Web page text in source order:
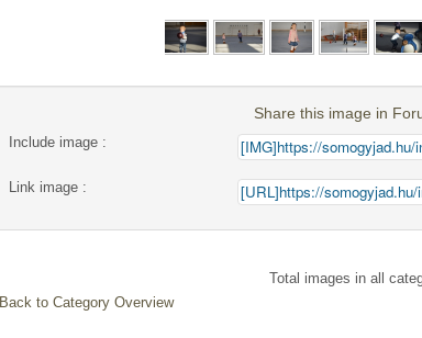
Share this image in
Include image :
Link image :
Total images in all
Back to Category Overview